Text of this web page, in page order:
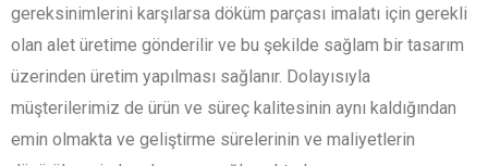
gereksinimlerini karşılarsa döküm parçası imalatı için gerekli
olan alet üretime gönderilir ve bu şekilde sağlam bir tasarım
üzerinden üretim yapılması sağlanır. Dolayısıyla
müşterilerimiz de ürün ve süreç kalitesinin aynı kaldığından
emin olmakta ve geliştirme sürelerinin ve maliyetlerin